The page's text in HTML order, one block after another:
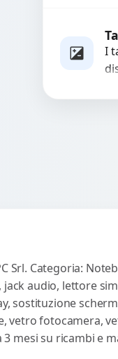
I
Srl. Categoria:
audio, lettore
sostituzione
vetro fotocamera,
mesi su ricambi e